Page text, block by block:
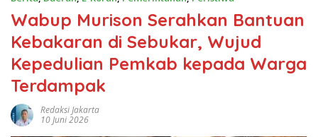
Wabup Murison Serahkan Bantuan
Kebakaran di Sebukar, Wujud
Kepedulian Pemkab kepada Warga
Terdampak
Redaksi Jakarta
10 Juni 2026